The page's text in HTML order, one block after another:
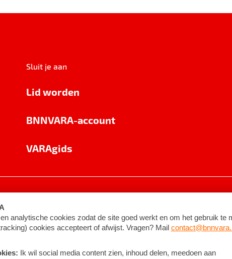
Sluit je aan
Lid worden
BNNVARA-account
VARAgids
©2026BNNVARA